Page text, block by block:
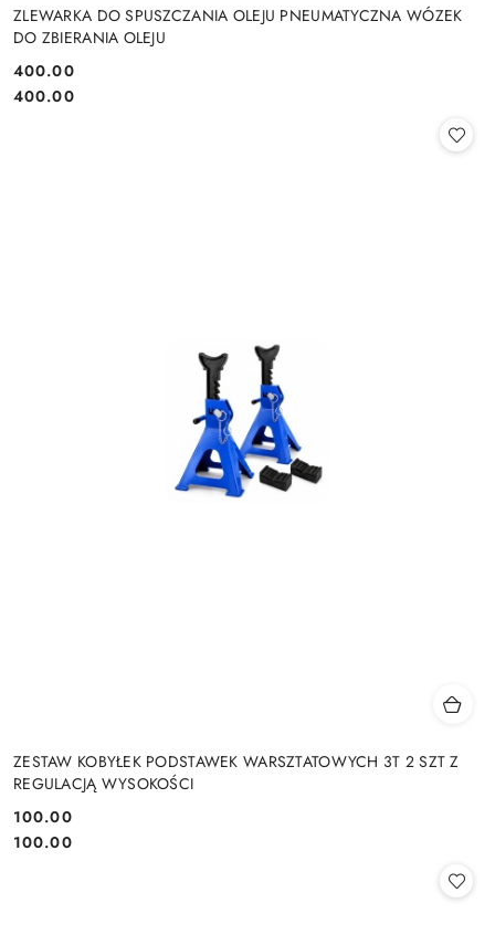
ZLEWARKA DO SPUSZCZANIA OLEJU PNEUMATYCZNA WÓZEK
DO ZBIERANIA OLEJU
Cena:
400.00
Cena:
400.00
ZESTAW KOBYŁEK PODSTAWEK WARSZTATOWYCH 3T 2 SZT Z
REGULACJĄ WYSOKOŚCI
Cena:
100.00
Cena:
100.00